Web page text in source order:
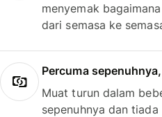
menyemak
dari semasa ke
Percuma
Muat turun dalam
sepenuhnya dan